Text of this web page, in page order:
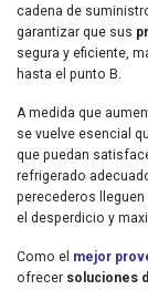
cadena de
garantizar que sus
segura y eficiente,
hasta el punto B.
A medida que
se vuelve esencial
que puedan
refrigerado
perecederos
el desperdicio y
Como el mejor
ofrecer soluciones